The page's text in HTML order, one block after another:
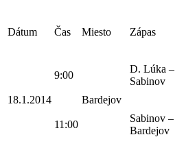
Dátum Čas Miesto Zápas
18.1.2014
9:00
Bardejov
D. Lúka –
Sabinov
11:00
Sabinov –
Bardejov